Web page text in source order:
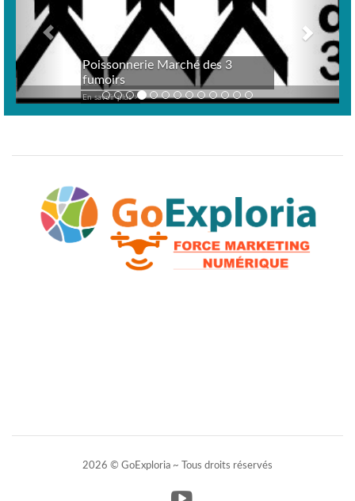
Poissonnerie Marché des 3
fumoirs
En savoir plus >
2026 © GoExploria ~ Tous droits réservés